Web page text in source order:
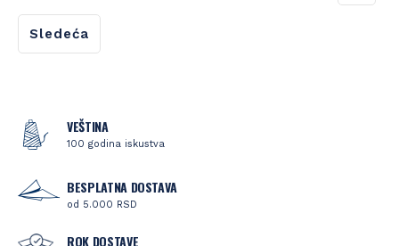
Sledeća
VEŠTINA
100 godina iskustva
BESPLATNA DOSTAVA
od 5.000 RSD
ROK DOSTAVE